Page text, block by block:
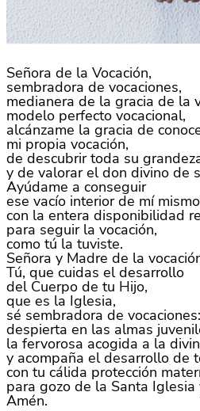
Señora de la Vocación,
sembradora de vocaciones,
medianera de la gracia de la
modelo perfecto vocacional,
alcánzame la gracia de
mi propia vocación,
de descubrir toda su
y de valorar el don divino de
Ayúdame a conseguir
ese vacío interior de mí mismo
con la entera disponibilidad
para seguir la vocación,
como tú la tuviste.
Señora y Madre de la
Tú, que cuidas el desarrollo
del Cuerpo de tu Hijo,
que es la Iglesia,
sé sembradora de vocaciones:
despierta en las almas
la fervorosa acogida a la
y acompaña el desarrollo de
con tu cálida protección
para gozo de la Santa Iglesia
Amén.